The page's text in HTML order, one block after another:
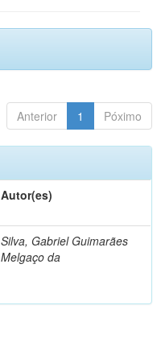
Anterior 1 Póximo
Autor(es)
Silva, Gabriel Guimarães
Melgaço da